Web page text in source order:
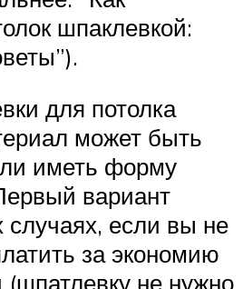
шпаклевкой:
для потолка
может быть
иметь форму
вариант
случаях, если вы не
за экономию
не нужно